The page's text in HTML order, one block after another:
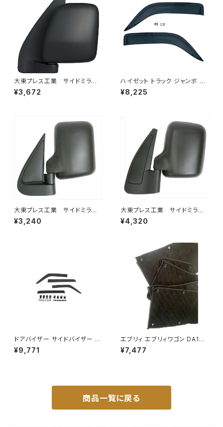
大東プレス工業 サイドミラー/
バックミラーダイハツ ハイゼッ
トカーゴ 左 06年～ DI-64
¥3,672
ハイゼット トラック ジャンボ S5
00P S510P S500 S510 系 ワ
イド ドアバイザー止め具付ピク
¥8,225
大東プレス工業 サイドミラー/
バックミラー ダイハツ ハイ
ゼット トラック 左 99年～
¥3,240
大東プレス工業 サイドミラー/
バックミラースバル サンバー
左 99年～ DI-641
¥4,320
ドアバイザー サイドバイザー タ
ンク 900系 ルーミー 900系 M
900A M910A サイドドア 金具
¥9,771
エブリィ エブリィワゴン DA17V
DA17W サンシェード エブリー
マルチサンシェード 車種専用 8
¥7,477
商品一覧に戻る